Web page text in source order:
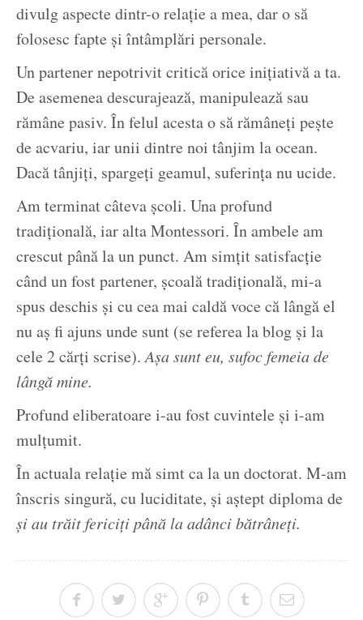
divulg aspecte dintr-o relație a mea, dar o să
folosesc fapte și întâmplări personale.
Un partener nepotrivit critică orice inițiativă a ta.
De asemenea descurajează, manipulează sau
rămâne pasiv. În felul acesta o să rămâneți pește
de acvariu, iar unii dintre noi tânjim la ocean.
Dacă tânjiți, spargeți geamul, suferința nu ucide.
Am terminat câteva școli. Una profund
tradițională, iar alta Montessori. În ambele am
crescut până la un punct. Am simțit satisfacție
când un fost partener, școală tradițională, mi-a
spus deschis și cu cea mai caldă voce că lângă el
nu aș fi ajuns unde sunt (se referea la blog și la
cele 2 cărți scrise).Așa sunt eu, sufoc femeia de
lângă mine.
Profund eliberatoare i-au fost cuvintele și i-am
mulțumit.
În actuala relație mă simt ca la un doctorat. M-am
înscris singură, cu luciditate, și aștept diploma de
și au trăit fericiți până la adânci bătrâneți.